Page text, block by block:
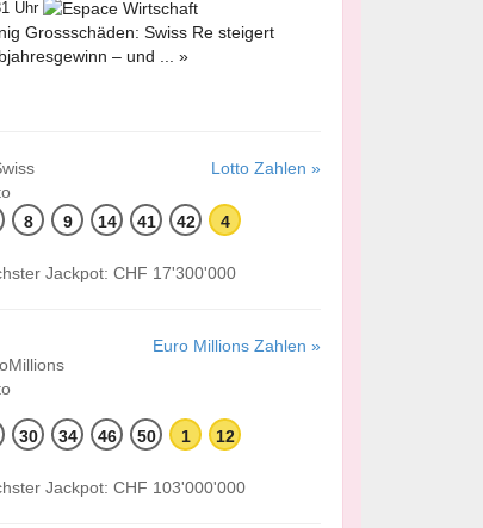
Uhr
Grossschäden: Swiss Re steigert
– und ... »
Lotto Zahlen »
8 9 14 41 42 4
Jackpot: CHF 17'300'000
Euro Millions Zahlen »
30 34 46 50 1 12
Jackpot: CHF 103'000'000